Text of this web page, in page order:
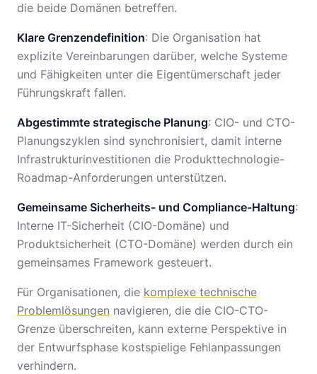
die beide Domänen betreffen.
Klare Grenzendefinition: Die Organisation hat
explizite Vereinbarungen darüber, welche Systeme
und Fähigkeiten unter die Eigentümerschaft jeder
Führungskraft fallen.
Abgestimmte strategische Planung: CIO- und CTO-
Planungszyklen sind synchronisiert, damit interne
Infrastrukturinvestitionen die Produkttechnologie-
Roadmap-Anforderungen unterstützen.
Gemeinsame Sicherheits- und Compliance-Haltung:
Interne IT-Sicherheit (CIO-Domäne) und
Produktsicherheit (CTO-Domäne) werden durch ein
gemeinsames Framework gesteuert.
Für Organisationen, die komplexe technische
Problemlösungen navigieren, die die CIO-CTO-
Grenze überschreiten, kann externe Perspektive in
der Entwurfsphase kostspielige Fehlanpassungen
verhindern.